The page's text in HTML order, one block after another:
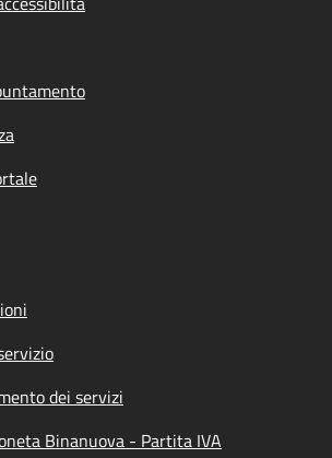
dei servizi
Binanuova - Partita IVA